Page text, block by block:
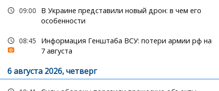
09:00
В Украине представили новый дрон: в чем его
особенности
08:45
Информация Генштаба ВСУ: потери армии рф на
7 августа
6 августа 2026, четверг